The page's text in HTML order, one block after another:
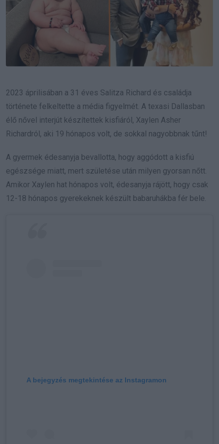
2023 áprilisában a 31 éves Salitza Richard és családja
története felkeltette a média figyelmét. A texasi Dallasban
élő nővel interjút készítettek kisfiáról, Xaylen Asher
Richardról, aki 19 hónapos volt, de sokkal nagyobbnak tűnt!
A gyermek édesanyja bevallotta, hogy aggódott a kisfiú
egészsége miatt, mert születése után milyen gyorsan nőtt.
Amikor Xaylen hat hónapos volt, édesanyja rájött, hogy csak
12-18 hónapos gyerekeknek készült babaruhákba fér bele.
A bejegyzés megtekintése az Instagramon